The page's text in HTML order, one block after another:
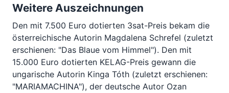
Weitere Auszeichnungen
Den mit 7.500 Euro dotierten 3sat-Preis bekam die
österreichische Autorin Magdalena Schrefel (zuletzt
erschienen: "Das Blaue vom Himmel"). Den mit
15.000 Euro dotierten KELAG-Preis gewann die
ungarische Autorin Kinga Tóth (zuletzt erschienen:
"MARIAMACHINA"), der deutsche Autor Ozan